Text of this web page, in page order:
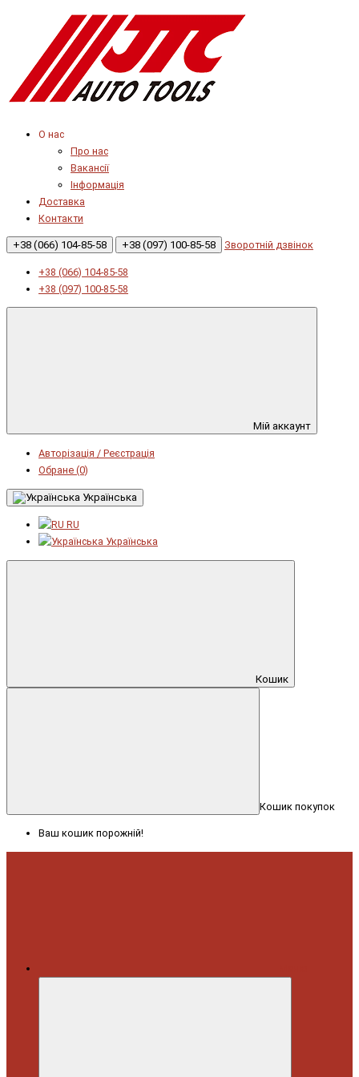
О нас
Про нас
Вакансії
Інформація
Доставка
Контакти
+38 (066) 104-85-58 +38 (097) 100-85-58 Зворотній дзвінок
+38 (066) 104-85-58
+38 (097) 100-85-58
Мій аккаунт
Авторізація / Реєстрація
Обране (0)
Українська
RU
Українська
Кошик
Кошик покупок
Ваш кошик порожній!